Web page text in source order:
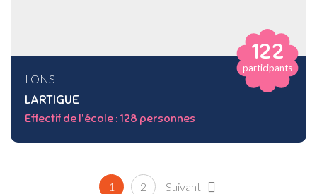
122
participants
LONS
LARTIGUE
Effectif de l'école : 128 personnes
1 2 Suivant